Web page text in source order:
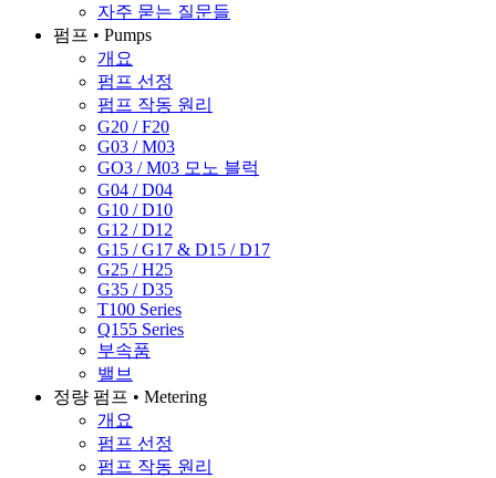
자주 묻는 질문들
펌프 • Pumps
개요
펌프 선정
펌프 작동 원리
G20 / F20
G03 / M03
GO3 / M03 모노 블럭
G04 / D04
G10 / D10
G12 / D12
G15 / G17 & D15 / D17
G25 / H25
G35 / D35
T100 Series
Q155 Series
부속품
밸브
정량 펌프 • Metering
개요
펌프 선정
펌프 작동 원리